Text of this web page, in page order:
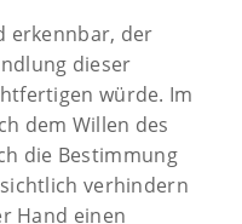
erkennbar, der
dieser
würde. Im
dem Willen des
die Bestimmung
verhindern
Hand einen